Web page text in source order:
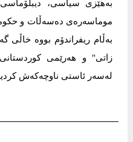
بەهێزى سیاسى،
موماسەرەى دەسەڵات و
بەڵام ریفراندۆم بووە
زاتى" و هەرێمى
لەسەر ئاستى ناوچەکەش